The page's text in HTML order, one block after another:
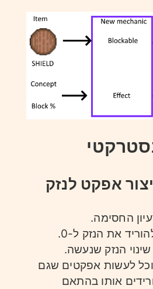
אפקט לנזק
החסימה.
את הנזק ל-0.
הנזק שנעשה.
לעשות אפקטים שגם
אותו בהתאם